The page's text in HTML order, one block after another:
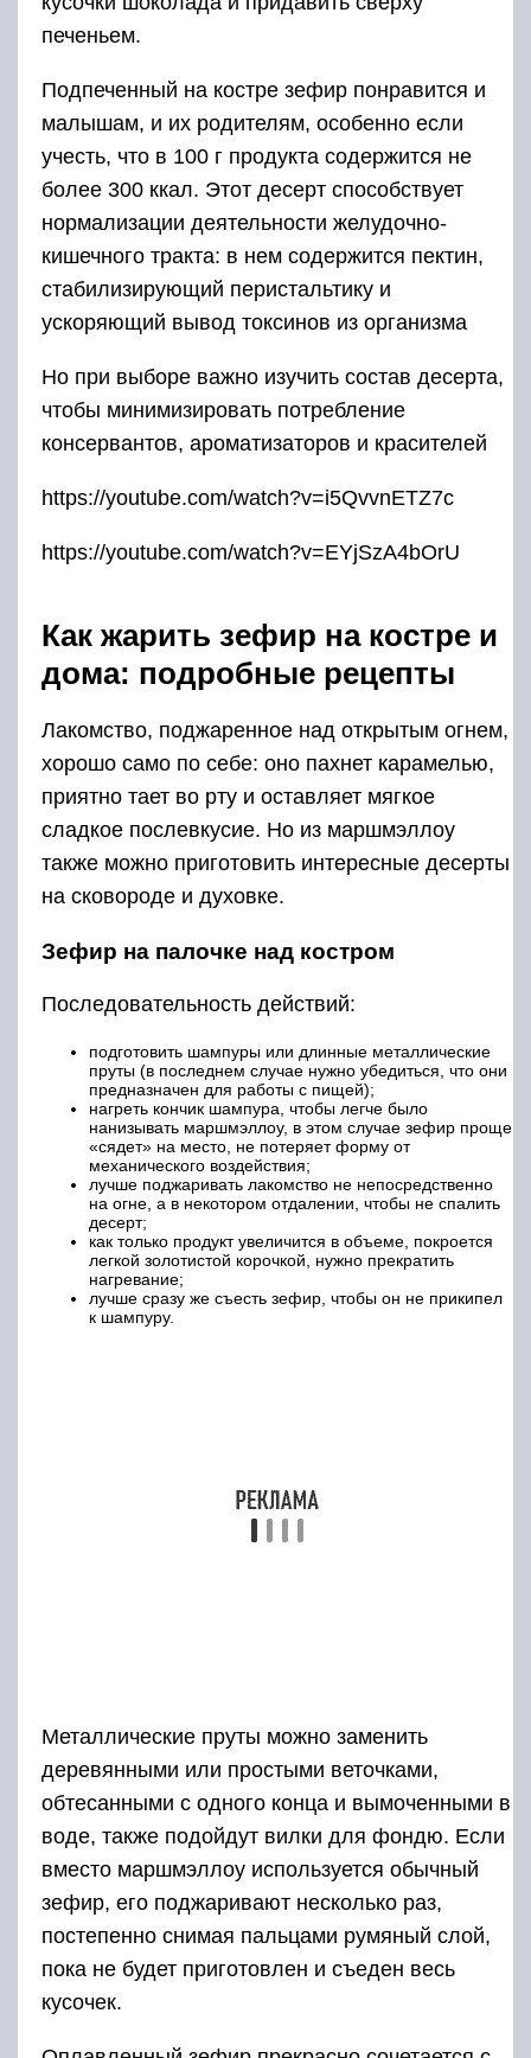
печеньем.
Подпеченный на костре зефир понравится и
малышам, и их родителям, особенно если
учесть, что в 100 г продукта содержится не
более 300 ккал. Этот десерт способствует
нормализации деятельности желудочно-
кишечного тракта: в нем содержится пектин,
стабилизирующий перистальтику и
ускоряющий вывод токсинов из организма
Но при выборе важно изучить состав десерта,
чтобы минимизировать потребление
консервантов, ароматизаторов и красителей
https://youtube.com/watch?v=i5QvvnETZ7c
https://youtube.com/watch?v=EYjSzA4bOrU
Как жарить зефир на костре и
дома: подробные рецепты
Лакомство, поджаренное над открытым огнем,
хорошо само по себе: оно пахнет карамелью,
приятно тает во рту и оставляет мягкое
сладкое послевкусие. Но из маршмэллоу
также можно приготовить интересные десерты
на сковороде и духовке.
Зефир на палочке над костром
Последовательность действий:
подготовить шампуры или длинные металлические
пруты (в последнем случае нужно убедиться, что они
предназначен для работы с пищей);
нагреть кончик шампура, чтобы легче было
нанизывать маршмэллоу, в этом случае зефир проще
«сядет» на место, не потеряет форму от
механического воздействия;
лучше поджаривать лакомство не непосредственно
на огне, а в некотором отдалении, чтобы не спалить
десерт;
как только продукт увеличится в объеме, покроется
легкой золотистой корочкой, нужно прекратить
нагревание;
лучше сразу же съесть зефир, чтобы он не прикипел
к шампуру.
Металлические пруты можно заменить
деревянными или простыми веточками,
обтесанными с одного конца и вымоченными в
воде, также подойдут вилки для фондю. Если
вместо маршмэллоу используется обычный
зефир, его поджаривают несколько раз,
постепенно снимая пальцами румяный слой,
пока не будет приготовлен и съеден весь
кусочек.